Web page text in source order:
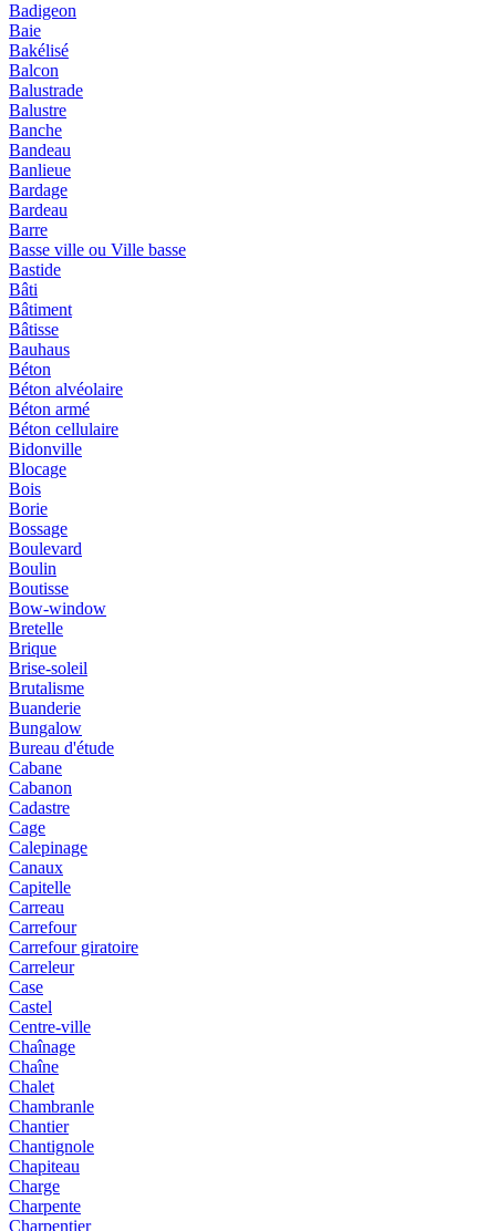
Badigeon
Baie
Bakélisé
Balcon
Balustrade
Balustre
Banche
Bandeau
Banlieue
Bardage
Bardeau
Barre
Basse ville ou Ville basse
Bastide
Bâti
Bâtiment
Bâtisse
Bauhaus
Béton
Béton alvéolaire
Béton armé
Béton cellulaire
Bidonville
Blocage
Bois
Borie
Bossage
Boulevard
Boulin
Boutisse
Bow-window
Bretelle
Brique
Brise-soleil
Brutalisme
Buanderie
Bungalow
Bureau d'étude
Cabane
Cabanon
Cadastre
Cage
Calepinage
Canaux
Capitelle
Carreau
Carrefour
Carrefour giratoire
Carreleur
Case
Castel
Centre-ville
Chaînage
Chaîne
Chalet
Chambranle
Chantier
Chantignole
Chapiteau
Charge
Charpente
Charpentier